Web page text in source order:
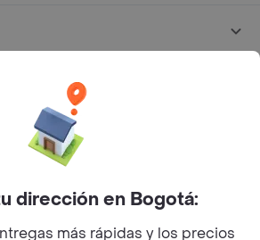
Facebook
Twitter
Instagram
Inc. All rights reserved.
dirección en Bogotá:
más rápidas y los precios